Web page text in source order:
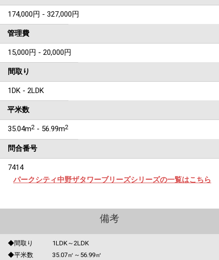
174,000円 - 327,000円
管理費
15,000円 - 20,000円
間取り
1DK - 2LDK
平米数
35.04m2 - 56.99m2
問合番号
7414
パークシティ中野ザタワーブリーズシリーズの一覧はこちら
備考
◆間取り 1LDK～2LDK
◆平米数 35.07㎡～56.99㎡